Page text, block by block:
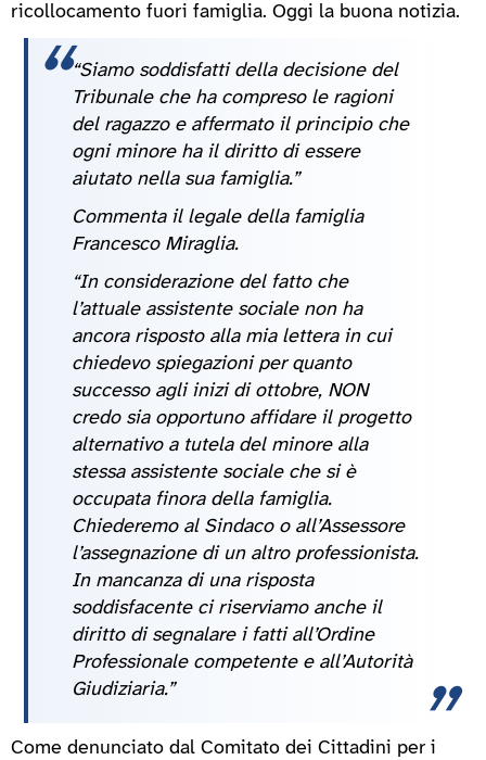
ricollocamento fuori famiglia. Oggi la buona notizia.
“Siamo soddisfatti della decisione del
Tribunale che ha compreso le ragioni
del ragazzo e affermato il principio che
ogni minore ha il diritto di essere
aiutato nella sua famiglia.”
Commenta il legale della famiglia
Francesco Miraglia.
“In considerazione del fatto che
l’attuale assistente sociale non ha
ancora risposto alla mia lettera in cui
chiedevo spiegazioni per quanto
successo agli inizi di ottobre, NON
credo sia opportuno affidare il progetto
alternativo a tutela del minore alla
stessa assistente sociale che si è
occupata finora della famiglia.
Chiederemo al Sindaco o all’Assessore
l’assegnazione di un altro professionista.
In mancanza di una risposta
soddisfacente ci riserviamo anche il
diritto di segnalare i fatti all’Ordine
Professionale competente e all’Autorità
Giudiziaria.”
Come denunciato dal Comitato dei Cittadini per i